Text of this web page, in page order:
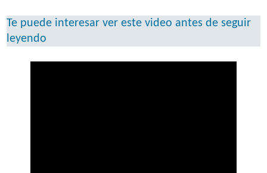
Te puede interesar ver este video antes de seguir
leyendo